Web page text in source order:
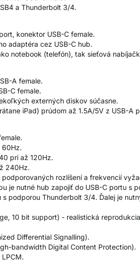
a Thunderbolt 3/4.
konektor USB-C female.
adaptéra cez USB-C hub.
notebook (telefón), tak sieťová
A female.
C female.
externých diskov súčasne.
iPad) prúdom až 1.5A/5V z USB-A
60Hz.
pri až 120Hz.
240Hz.
rozlíšení a frekvencií
je nutné hub zapojiť do USB-C portu s
s podporou Thunderbolt 3/4. Ďalej je
10 bit support) - realistická
Differential Signalling).
bandwidth Digital Content Protection).